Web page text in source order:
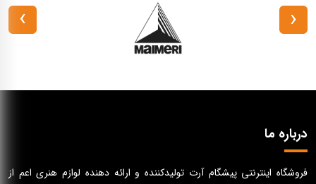
‹
›
درباره ما
فروشگاه اینترنتی پیشگام آرت تولیدکننده و ارائه دهنده لوازم هنری اعم از